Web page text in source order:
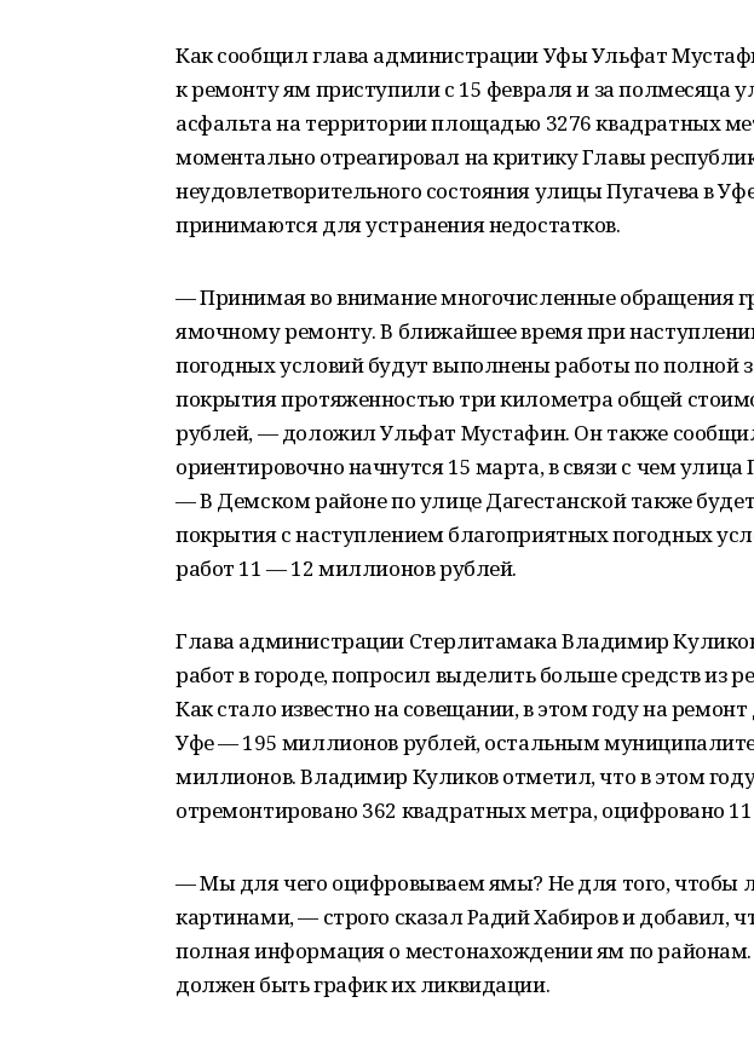
Как сообщил глава администрации Уфы Ульфат
к ремонту ям приступили с 15 февраля и за полмесяца
асфальта на территории площадью 3276 квадратных
моментально отреагировал на критику Главы
неудовлетворительного состояния улицы Пугачева в
принимаются для устранения недостатков.
— Принимая во внимание многочисленные обращения
ямочному ремонту. В ближайшее время при
погодных условий будут выполнены работы по полной
покрытия протяженностью три километра общей
рублей, — доложил Ульфат Мустафин. Он также
ориентировочно начнутся 15 марта, в связи с чем улица
— В Демском районе по улице Дагестанской также
покрытия с наступлением благоприятных погодных
работ 11 — 12 миллионов рублей.
Глава администрации Стерлитамака Владимир
работ в городе, попросил выделить больше средств из
Как стало известно на совещании, в этом году на
Уфе — 195 миллионов рублей, остальным
миллионов. Владимир Куликов отметил, что в этом
отремонтировано 362 квадратных метра, оцифровано
— Мы для чего оцифровываем ямы? Не для того, чтобы
картинами, — строго сказал Радий Хабиров и добавил,
полная информация о местонахождении ям по районам.
должен быть график их ликвидации.